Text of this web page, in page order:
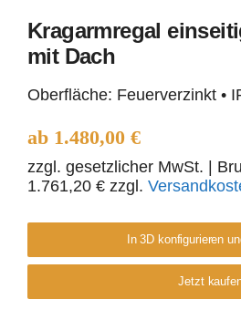
Kragarmregal
Kragarmregal
mit Dach
Oberfläche: Feuerverzinkt •
ab 1.480,00 €
zzgl. gesetzlicher MwSt.
|
1.761,20 € zzgl.
In 3D konfigurieren
Jetzt